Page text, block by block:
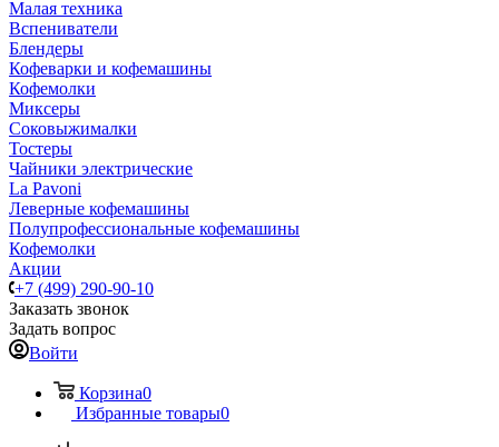
Малая техника
Вспениватели
Блендеры
Кофеварки и кофемашины
Кофемолки
Миксеры
Соковыжималки
Тостеры
Чайники электрические
La Pavoni
Леверные кофемашины
Полупрофессиональные кофемашины
Кофемолки
Акции
+7 (499) 290-90-10
Заказать звонок
Задать вопрос
Войти
Корзина0
Избранные товары0